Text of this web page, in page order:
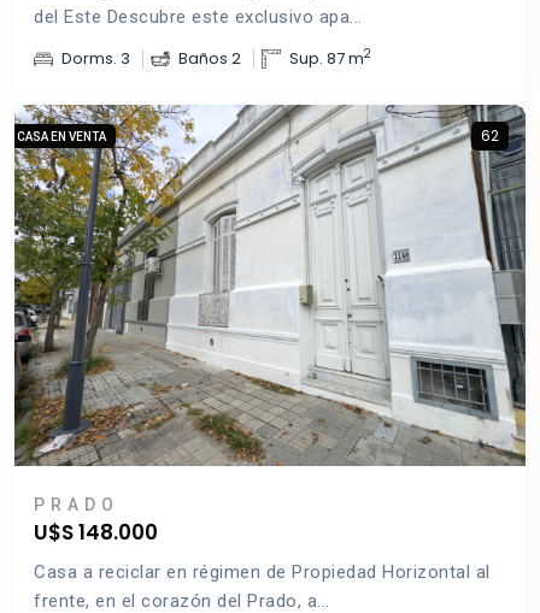
del Este Descubre este exclusivo apa...
Dorms. 3 Baños 2 Sup. 87 m2
CASA EN VENTA 62
PRADO
U$S 148.000
Casa a reciclar en régimen de Propiedad Horizontal al
frente, en el corazón del Prado, a...